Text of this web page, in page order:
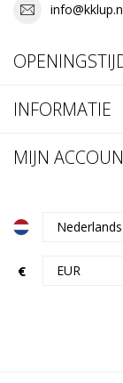
INFORMATIE
MIJN
€